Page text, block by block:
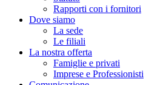
Rapporti con i fornitori
Dove siamo
La sede
Le filiali
La nostra offerta
Famiglie e privati
Imprese e Professionisti